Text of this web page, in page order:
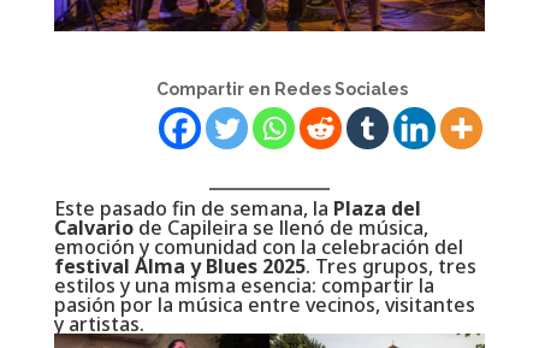
Compartir en Redes Sociales
Este pasado fin de semana, la Plaza del
Calvariode Capileira se llenó de música,
emoción y comunidad con la celebración del
festival Alma y Blues 2025. Tres grupos, tres
estilos y una misma esencia: compartir la
pasión por la música entre vecinos, visitantes
y artistas.